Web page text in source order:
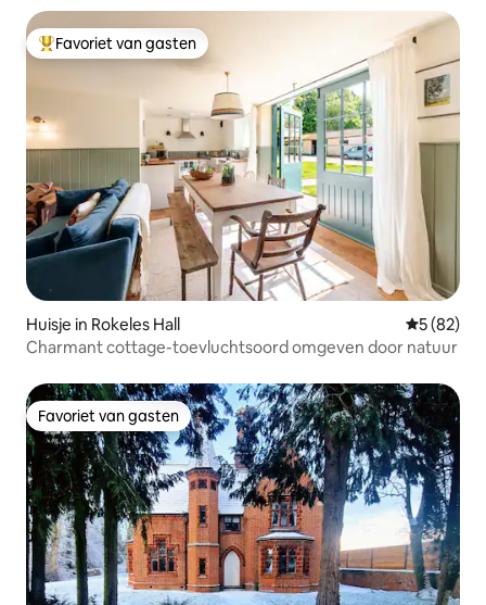
Topfavoriet van gasten
Favoriet van gasten
Huisje in Rokeles Hall
5 (82)
Charmant cottage-toevluchtsoord omgeven door natuur
Favoriet van gasten
Favoriet van gasten